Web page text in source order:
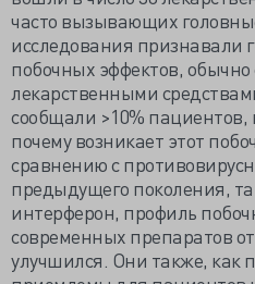
часто вызывающих
исследования признавали
побочных эффектов,
лекарственными
сообщали >10% пациентов,
почему возникает этот
сравнению с
предыдущего поколения,
интерферон, профиль
современных препаратов
улучшился. Они также, как